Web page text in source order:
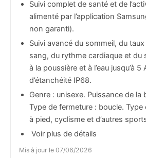
Suivi complet de santé et de
alimenté par l’application
non garanti).
Suivi avancé du sommeil, du
sang, du rythme cardiaque et du
à la poussière et à l’eau jusqu’à
d’étanchéité IP68.
Genre : unisexe. Puissance de la
Type de fermeture : boucle.
à pied, cyclisme et d’autres
 Voir plus de détails
Mis à jour le 07/06/2026